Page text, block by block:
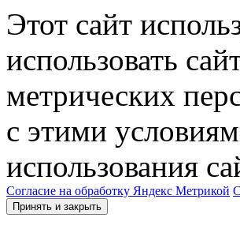
Этот сайт
использовать
метрических
с этими
использования
Согласие на обработку Яндекс Метрикой
Принять и закрыть